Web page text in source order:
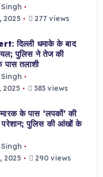
2025
277 views
दिल्ली धमाके के बाद
पुलिस ने तेज की
तलाशी
2025
383 views
के पास ‘लपकों’ की
परेशान; पुलिस की आंखों के
2025
290 views